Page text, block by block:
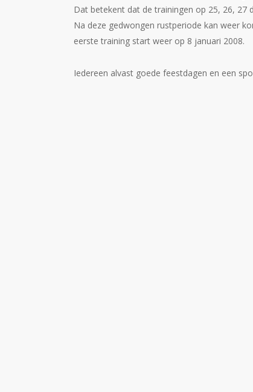
Dat betekent dat de trainingen op 25, 26, 27
Na deze gedwongen rustperiode kan weer
eerste training start weer op 8 januari 2008.
Iedereen alvast goede feestdagen en een